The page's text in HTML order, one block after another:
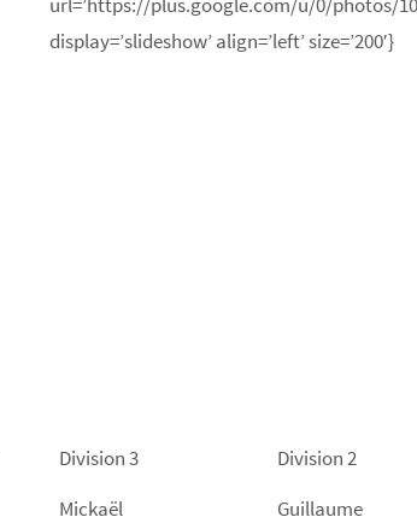
display=’slideshow’ align=’left’ size=’200′}
Division 3 Division 2
Mickaël
Guillaume